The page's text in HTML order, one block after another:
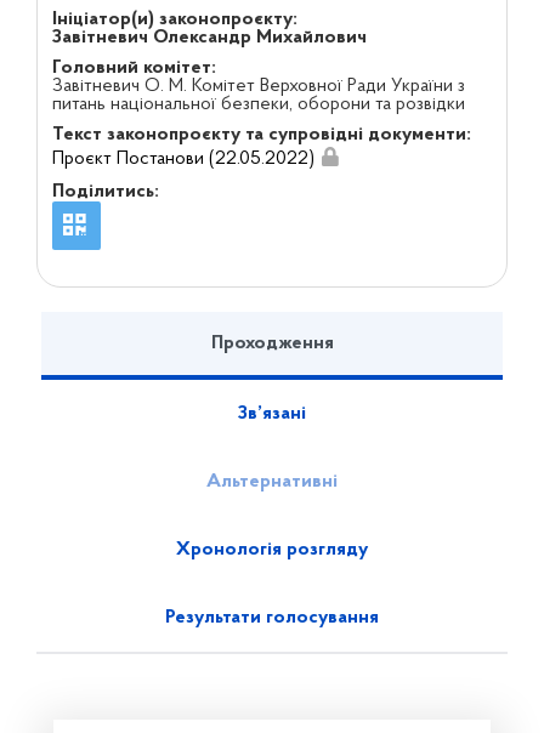
Ініціатор(и) законопроєкту:
Завітневич Олександр Михайлович
Головний комітет:
Завітневич О. М. Комітет Верховної Ради України з
питань національної безпеки, оборони та розвідки
Текст законопроєкту та супровідні документи:
Проєкт Постанови (22.05.2022)
Поділитись:
Проходження
Зв’язані
Альтернативні
Хронологія розгляду
Результати голосування